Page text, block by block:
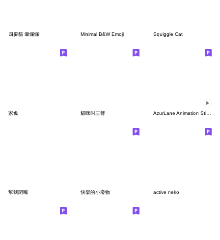
四腳貓 暈爛爛 Minimal B&W Emoji Squiggle Cat
家禽 貓咪叫三聲 AzurLane Animation Sticker Vol.1
幫我閉嘴 快樂的小廢物 active neko